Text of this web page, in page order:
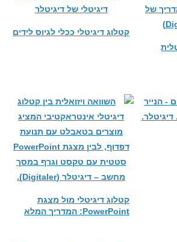
קטלוג דיגיטלי ככלי לגיוס לידים
קטלוג דיגיטלי מול מצגת
PowerPoint: המדריך המלא